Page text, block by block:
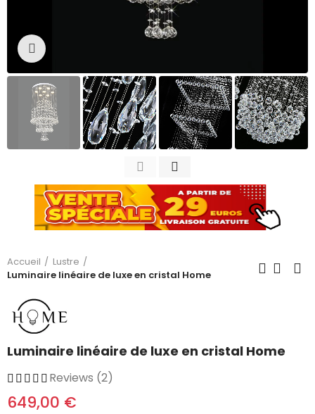
Accueil
Lustre
Luminaire linéaire de luxe en cristal Home
Luminaire linéaire de luxe en cristal Home
Reviews (2)
649,00 €